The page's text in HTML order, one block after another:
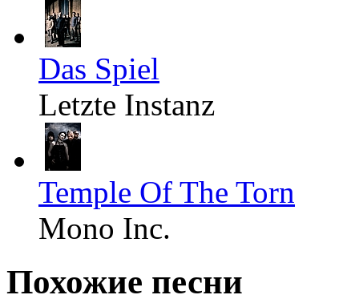
Das Spiel
Letzte Instanz
Temple Of The Torn
Mono Inc.
Похожие песни